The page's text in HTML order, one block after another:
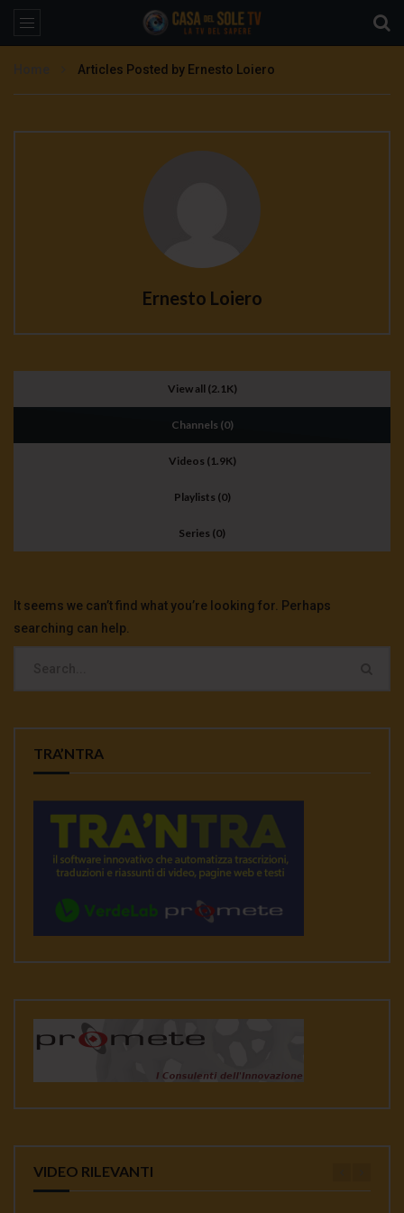
Articles Posted by Ernesto Loiero
Ernesto Loiero
View all (2.1K)
Channels (0)
Videos (1.9K)
Playlists (0)
Series (0)
It seems we can’t find what you’re looking for. Perhaps
searching can help.
TRA’NTRA
VIDEO RILEVANTI